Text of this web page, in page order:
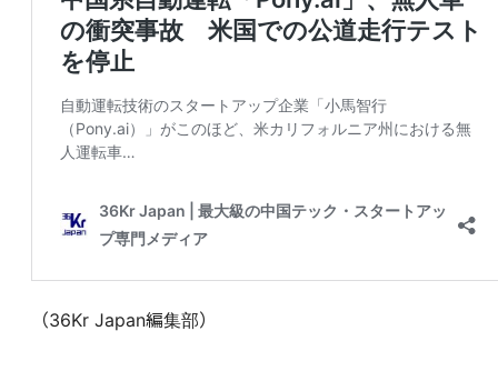
（36Kr Japan編集部）